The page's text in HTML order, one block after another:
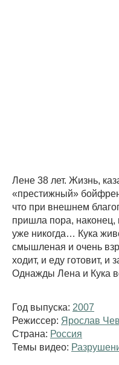
Лене 38 лет. Жизнь,
«престижный»
что при внешнем
пришла пора, наконец,
уже никогда… Кука
смышленая и очень
ходит, и еду готовит, и
Однажды Лена и Кука
Год выпуска: 2007
Режиссер: Ярослав
Страна: Россия
Темы видео: